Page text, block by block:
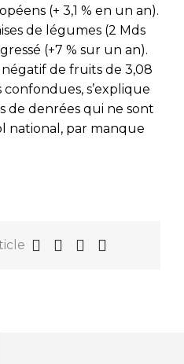
(+ 3,1 % en un an).
de légumes (2 Mds
(+7 % sur un an).
de fruits de 3,08
s’explique
de denrées qui ne sont
national, par manque